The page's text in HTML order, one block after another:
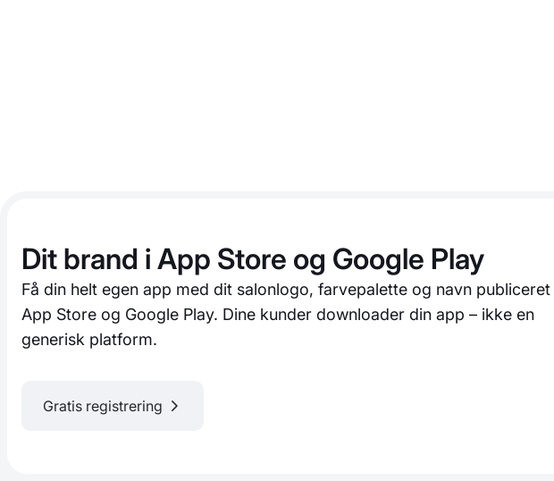
Dit brand i App Store og Google Play
Få din helt egen app med dit salonlogo, farvepalette og navn publiceret
App Store og Google Play. Dine kunder downloader din app – ikke en
generisk platform.
Gratis registrering